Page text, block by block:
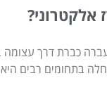
אלקטרוני?
עברה כברת דרך עצומה
בתחומים רבים היא